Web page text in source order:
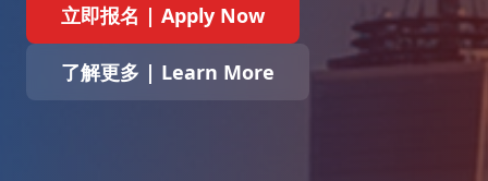
立即报名 | Apply Now
了解更多 | Learn More